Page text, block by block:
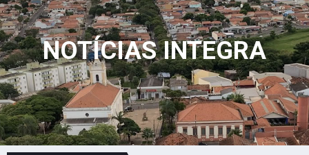
NOTÍCIAS INTEGRA